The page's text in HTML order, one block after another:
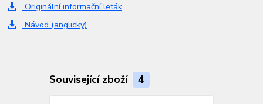
Originální informační leták
Návod (anglicky)
Související zboží 4